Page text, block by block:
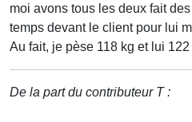
moi avons tous les deux fait
temps devant le client pour lui
Au fait, je pèse 118 kg et lui 122
De la part du contributeur T :